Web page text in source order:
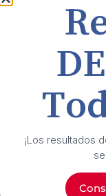
Buzón de
Suscríbete a
Síguenosen
¡Los resultados